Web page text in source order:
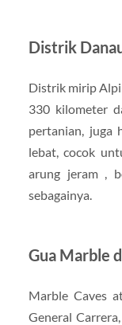
Distrik
Distrik mirip
330 kilometer
pertanian, juga
lebat, cocok
arung jeram ,
sebagainya.
Gua Marble
Marble Caves
General